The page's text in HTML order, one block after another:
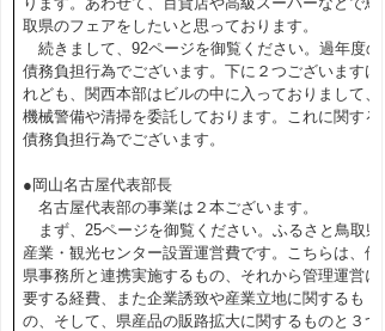
取県のフェアをしたいと思っております。
続きまして、92ページを御覧ください。過年度の
債務負担行為でございます。下に２つございますけ
れども、関西本部はビルの中に入っておりまして、
機械警備や清掃を委託しております。これに関する
債務負担行為でございます。
●岡山名古屋代表部長
名古屋代表部の事業は２本ございます。
まず、25ページを御覧ください。ふるさと鳥取県
産業・観光センター設置運営費です。こちらは、他
県事務所と連携実施するもの、それから管理運営に
要する経費、また企業誘致や産業立地に関するも
の、そして、県産品の販路拡大に関するものと３つ